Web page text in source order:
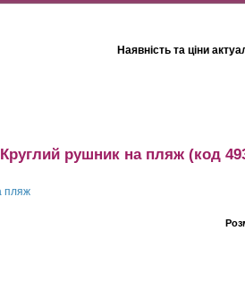
Наявність та ціни
Круглий рушник на пляж (код